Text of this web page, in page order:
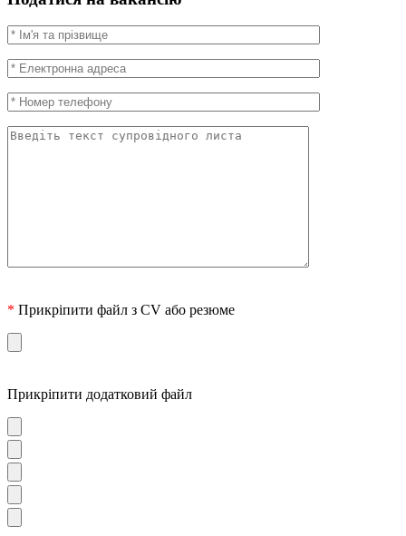
* Прикріпити файл з CV або резюме
Прикріпити додатковий файл